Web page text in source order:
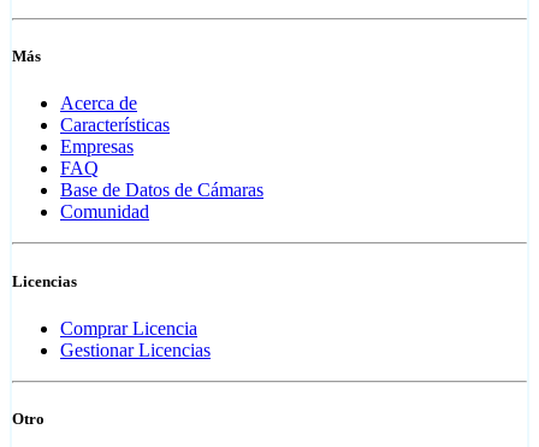
Más
Acerca de
Características
Empresas
FAQ
Base de Datos de Cámaras
Comunidad
Licencias
Comprar Licencia
Gestionar Licencias
Otro